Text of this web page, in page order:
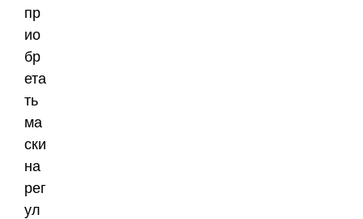
пр
ио
бр
ета
ть
ма
ски
на
рег
ул